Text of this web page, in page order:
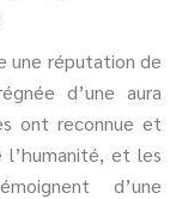
une réputation de
d’une aura
ont reconnue et
et les
d’une